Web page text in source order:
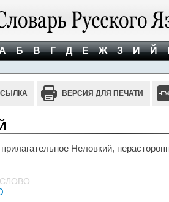
Б В Г Д Е Ж З И Й
ВЕРСИЯ ДЛЯ ПЕЧАТИ
прилагательное Неловкий,